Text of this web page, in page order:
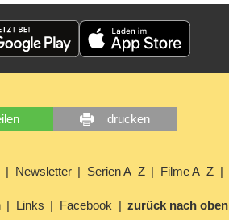
drucken
Newsletter Serien A–Z Filme A–Z
Links Facebook zurück nach oben